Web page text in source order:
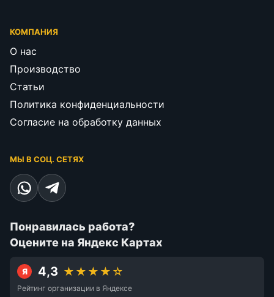
КОМПАНИЯ
О нас
Производство
Статьи
Политика конфиденциальности
Согласие на обработку данных
МЫ В СОЦ. СЕТЯХ
Понравилась работа?
Оцените на Яндекс Картах
Я 4,3 ★★★★☆
Рейтинг организации в Яндексе